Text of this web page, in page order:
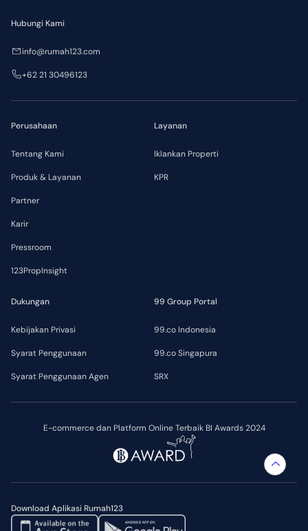
E-commerce dan Platform Online Terbaik BI Awards 2024
Download Aplikasi Rumah123
Perusahaan
Tentang Kami
Produk & Layanan
Partner
Karir
Pressroom
123PropInsight
Layanan
Iklankan Properti
KPR
Dukungan
Kebijakan Privasi
Syarat Penggunaan
Syarat Penggunaan Agen
99 Group Portal
99.co Indonesia
99.co Singapura
SRX
Hubungi Kami
info@rumah123.com
+62 21 30496123